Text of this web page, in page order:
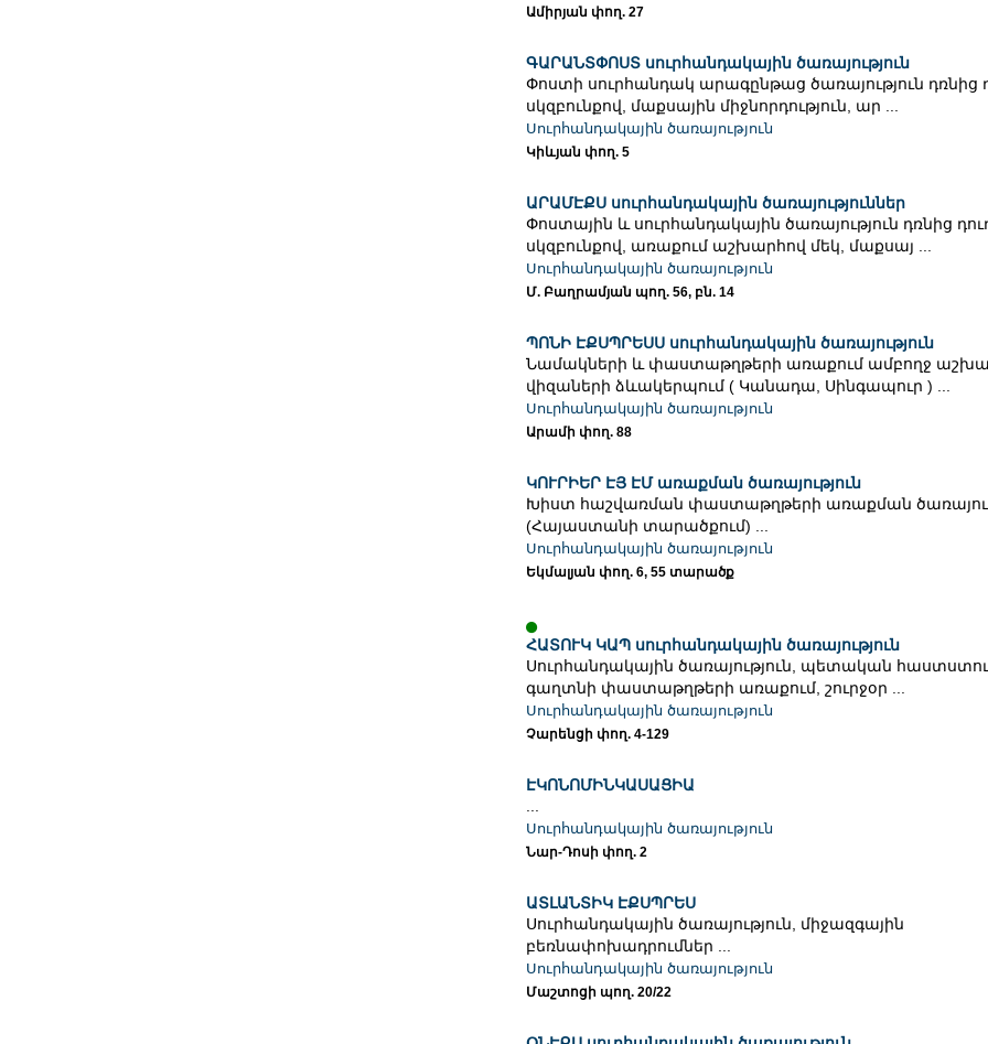
Ամիրյան փող. 27
ԳԱՐԱՆՏՓՈՍՏ սուրհանդակային ծառայություն
Փոստի սուրհանդակ արագընթաց ծառայություն դռնից
սկզբունքով, մաքսային միջնորդություն, ար ...
Սուրհանդակային ծառայություն
Կիևյան փող. 5
ԱՐԱՄԷՔՍ սուրհանդակային ծառայություններ
Փոստային և սուրհանդակային ծառայություն դռնից
սկզբունքով, առաքում աշխարհով մեկ, մաքսայ ...
Սուրհանդակային ծառայություն
Մ. Բաղրամյան պող. 56, բն. 14
ՊՈՆԻ ԷՔՍՊՐԵՍՍ սուրհանդակային ծառայություն
Նամակների և փաստաթղթերի առաքում ամբողջ
վիզաների ձևակերպում ( Կանադա, Սինգապուր ) ...
Սուրհանդակային ծառայություն
Արամի փող. 88
ԿՈՒՐԻԵՐ ԷՅ ԷՄ առաքման ծառայություն
Խիստ հաշվառման փաստաթղթերի առաքման
(Հայաստանի տարածքում) ...
Սուրհանդակային ծառայություն
Եկմալյան փող. 6, 55 տարածք
ՀԱՏՈՒԿ ԿԱՊ սուրհանդակային ծառայություն
Սուրհանդակային ծառայություն, պետական
գաղտնի փաստաթղթերի առաքում, շուրջօր ...
Սուրհանդակային ծառայություն
Չարենցի փող. 4-129
ԷԿՈՆՈՄԻՆԿԱՍԱՑԻԱ
Սուրհանդակային ծառայություն
Նար-Դոսի փող. 2
ԱՏԼԱՆՏԻԿ ԷՔՍՊՐԵՍ
Սուրհանդակային ծառայություն, միջազգային
բեռնափոխադրումներ ...
Սուրհանդակային ծառայություն
Մաշտոցի պող. 20/22